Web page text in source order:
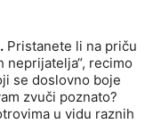
Pristanete li na priču
recimo
se doslovno boje
zvuči poznato?
u vidu raznih